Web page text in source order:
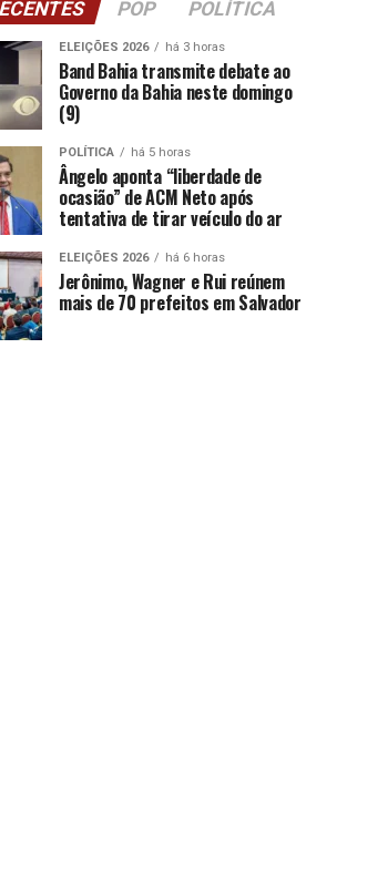
POP POLÍTICA
ELEIÇÕES 2026 há 3 horas
Band Bahia transmite debate ao
Governo da Bahia neste domingo
(9)
POLÍTICA há 5 horas
Ângelo aponta “liberdade de
ocasião” de ACM Neto após
tentativa de tirar veículo do ar
ELEIÇÕES 2026 há 6 horas
Jerônimo, Wagner e Rui reúnem
mais de 70 prefeitos em Salvador